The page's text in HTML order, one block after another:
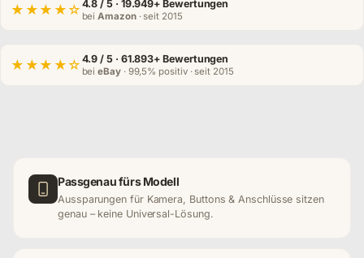
★★★★☆ 4.8 / 5 · 19.949+ Bewertungen
beiAmazon· seit 2015
★★★★☆ 4.9 / 5 · 61.893+ Bewertungen
beieBay· 99,5% positiv · seit 2015
Passgenau fürs Modell
Aussparungen für Kamera, Buttons & Anschlüsse sitzen
genau – keine Universal-Lösung.